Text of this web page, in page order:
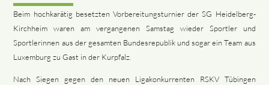
Beim hochkarätig besetzten Vorbereitungsturnier der SG Heidelberg-
Kirchheim waren am vergangenen Samstag wieder Sportler und
Sportlerinnen aus der gesamten Bundesrepublik und sogar ein Team aus
Luxemburg zu Gast in der Kurpfalz
Nach Siegen gegen den neuen Ligakonkurrenten RSKV Tübingen